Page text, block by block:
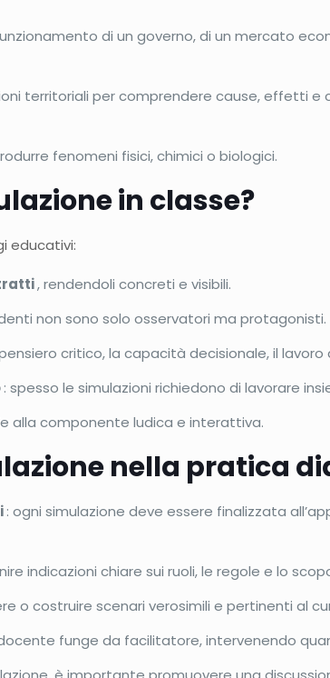
di un governo, di un mercato
territoriali per comprendere cause, effetti e
fenomeni fisici, chimici o biologici.
in classe?
educativi:
, rendendoli concreti e visibili.
non sono solo osservatori ma protagonisti.
critico, la capacità decisionale, il
: spesso le simulazioni richiedono di lavorare
alla componente ludica e interattiva.
nella pratica
: ogni simulazione deve essere finalizzata
indicazioni chiare sui ruoli, le regole e lo
o costruire scenari verosimili e pertinenti al
funge da facilitatore, intervenendo